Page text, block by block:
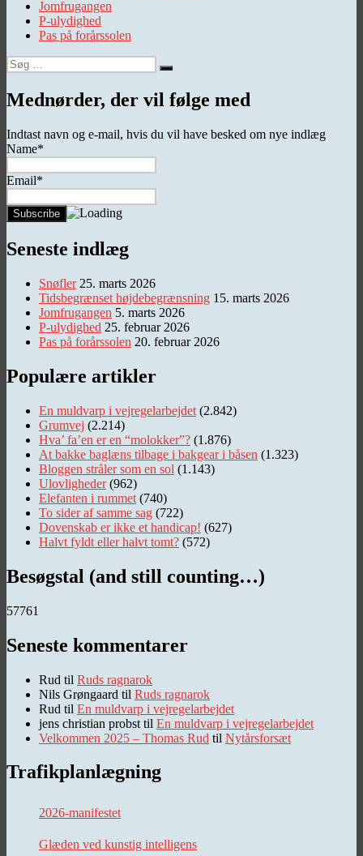
Jomfrugangen
P-ulydighed
Pas på forårssolen
Søg
efter:
Søg
Mednørder, der vil følge med
Indtast navn og e-mail, hvis du vil have besked om nye indlæg
Name*
Email*
Seneste indlæg
Snøfler 25. marts 2026
Tidsbegrænset højdebegrænsning 15. marts 2026
Jomfrugangen 5. marts 2026
P-ulydighed 25. februar 2026
Pas på forårssolen 20. februar 2026
Populære artikler
En muldvarp i vejregelarbejdet (2.842)
Grumvej (2.214)
Hva’ fa’en er en “molokker”? (1.876)
At bakke baglæns tilbage i bakgear i båsen (1.323)
Bloggen stråler som en sol (1.143)
Ulovligheder (962)
Elefanten i rummet (740)
To sider af samme sag (722)
Dovenskab er ikke et handicap! (627)
Halvt fyldt eller halvt tomt? (572)
Besøgstal (and still counting…)
57761
Seneste kommentarer
Rud til Ruds ragnarok
Nils Grøngaard til Ruds ragnarok
Rud til En muldvarp i vejregelarbejdet
jens christian probst til En muldvarp i vejregelarbejdet
Velkommen 2025 – Thomas Rud til Nytårsforsæt
Trafikplanlægning
2026-manifestet
Glæden ved kunstig intelligens